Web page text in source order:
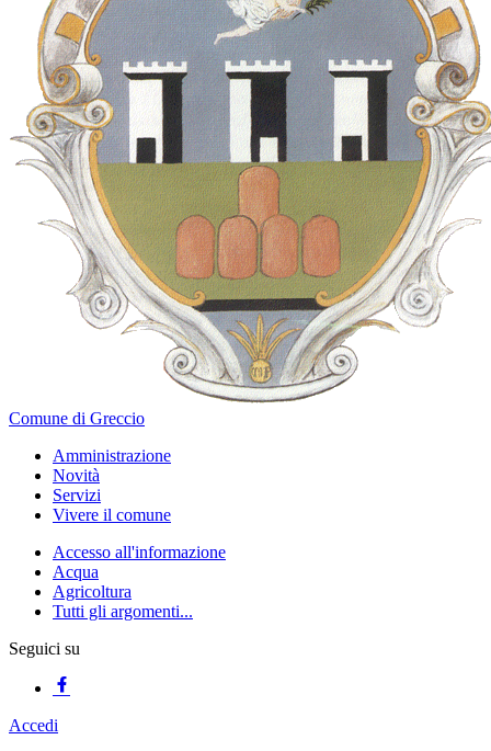
Comune di Greccio
Amministrazione
Novità
Servizi
Vivere il comune
Accesso all'informazione
Acqua
Agricoltura
Tutti gli argomenti...
Seguici su
Accedi